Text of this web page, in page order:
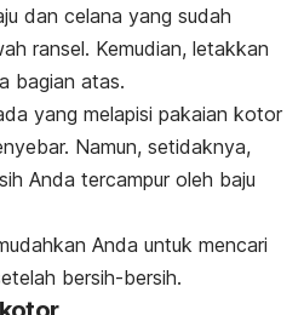
dan celana yang sudah
ransel. Kemudian, letakkan
bagian atas.
yang melapisi pakaian kotor
Namun, setidaknya,
Anda tercampur oleh baju
Anda untuk mencari
bersih-bersih.